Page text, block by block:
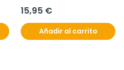
15,95 €
Añadir al carrito